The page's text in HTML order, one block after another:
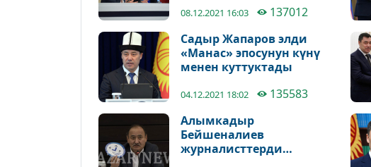
куттуктады
08.12.2021 16:03 137012
Садыр Жапаров элди
«Манас» эпосунун күнү
менен куттуктады
04.12.2021 18:02 135583
Алымкадыр
Бейшеналиев
журналисттерди